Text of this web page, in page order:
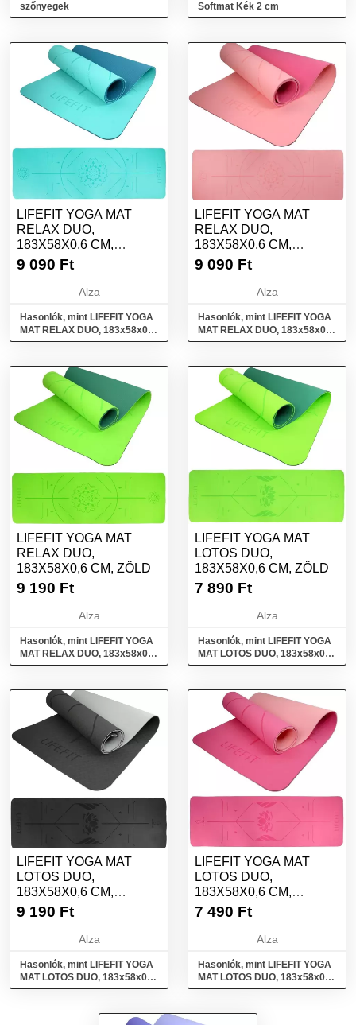
szőnyegek
Softmat Kék 2 cm
LIFEFIT YOGA MAT
RELAX DUO,
183X58X0,6 CM,
TÜRKIZ
9 090 Ft
Alza
Hasonlók, mint LIFEFIT YOGA
MAT RELAX DUO, 183x58x0,6
cm, türkiz
LIFEFIT YOGA MAT
RELAX DUO,
183X58X0,6 CM,
RÓZSASZÍN
9 090 Ft
Alza
Hasonlók, mint LIFEFIT YOGA
MAT RELAX DUO, 183x58x0,6
cm, rózsaszín
LIFEFIT YOGA MAT
RELAX DUO,
183X58X0,6 CM, ZÖLD
9 190 Ft
Alza
Hasonlók, mint LIFEFIT YOGA
MAT RELAX DUO, 183x58x0,6
cm, zöld
LIFEFIT YOGA MAT
LOTOS DUO,
183X58X0,6 CM, ZÖLD
7 890 Ft
Alza
Hasonlók, mint LIFEFIT YOGA
MAT LOTOS DUO, 183x58x0,6
cm, zöld
LIFEFIT YOGA MAT
LOTOS DUO,
183X58X0,6 CM,
FEKETE
9 190 Ft
Alza
Hasonlók, mint LIFEFIT YOGA
MAT LOTOS DUO, 183x58x0,6
cm, fekete
LIFEFIT YOGA MAT
LOTOS DUO,
183X58X0,6 CM,
RÓZSASZÍN
7 490 Ft
Alza
Hasonlók, mint LIFEFIT YOGA
MAT LOTOS DUO, 183x58x0,6
cm, rózsaszín